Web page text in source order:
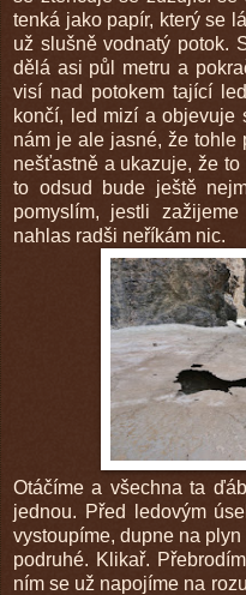
tenká jako papír, který se
už slušně vodnatý potok.
dělá asi půl metru a
visí nad potokem tající
končí, led mizí a objevuje
nám je ale jasné, že tohle
nešťastně a ukazuje, že
to odsud bude ještě
pomyslím, jestli
nahlas radši neříkám nic.
Otáčíme a všechna ta
jednou. Před ledovým
vystoupíme, dupne na
podruhé. Klikař.
ním se už napojíme na